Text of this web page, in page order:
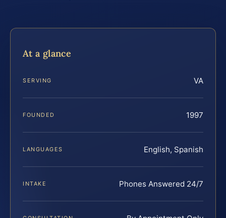
At a glance
SERVING VA
FOUNDED 1997
LANGUAGES English, Spanish
INTAKE Phones Answered 24/7